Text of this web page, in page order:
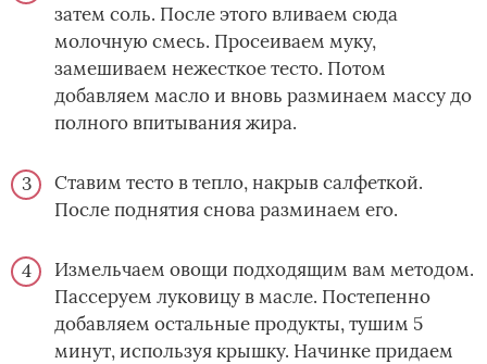
затем соль. После этого вливаем сюда
молочную смесь. Просеиваем муку,
замешиваем нежесткое тесто. Потом
добавляем масло и вновь разминаем массу до
полного впитывания жира.
Ставим тесто в тепло, накрыв салфеткой.
После поднятия снова разминаем его.
Измельчаем овощи подходящим вам методом.
Пассеруем луковицу в масле. Постепенно
добавляем остальные продукты, тушим 5
минут, используя крышку. Начинке придаем